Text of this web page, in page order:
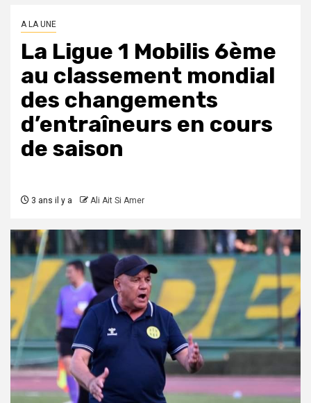
A LA UNE
La Ligue 1 Mobilis 6ème
au classement mondial
des changements
d’entraîneurs en cours
de saison
3 ans il y a Ali Ait Si Amer